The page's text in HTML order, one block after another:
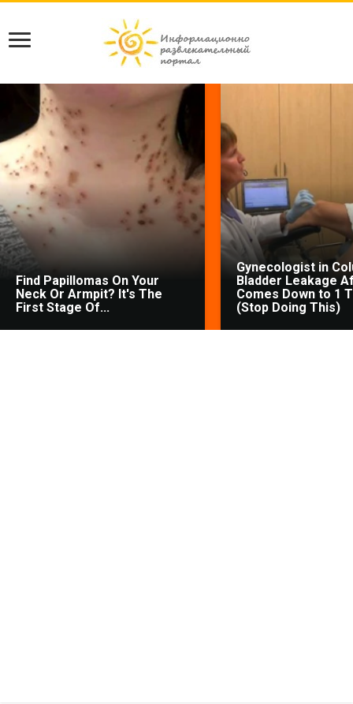
Find Papillomas On Your
Neck Or Armpit? It's The
First Stage Of...
Gynecologist in
Bladder Leakage
Comes Down to 1
(Stop Doing This)